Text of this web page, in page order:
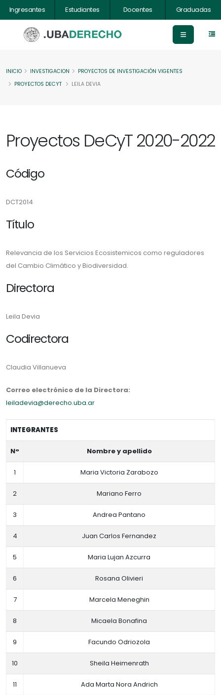
Ingresantes Estudiantes Docentes Graduadas
INICIO INVESTIGACION
PROYECTOS DE INVESTIGACIÓN VIGENTES
PROYECTOS DECYT
LEILA DEVIA
Proyectos DeCyT 2020-2022
Código
DCT2014
Título
Relevancia de los Servicios Ecosistemicos como reguladores
del Cambio Climático y Biodiversidad.
Directora
Leila Devia
Codirectora
Claudia Villanueva
Correo electrónico de la Directora:
leiladevia@derecho.uba.ar
INTEGRANTES
N° Nombre y apellido
1 Maria Victoria Zarabozo
2 Mariano Ferro
3 Andrea Pantano
4 Juan Carlos Fernandez
5 Maria Lujan Azcurra
6 Rosana Olivieri
7 Marcela Meneghin
8 Micaela Bonafina
9 Facundo Odriozola
10 Sheila Heimenrath
11 Ada Marta Nora Andrich